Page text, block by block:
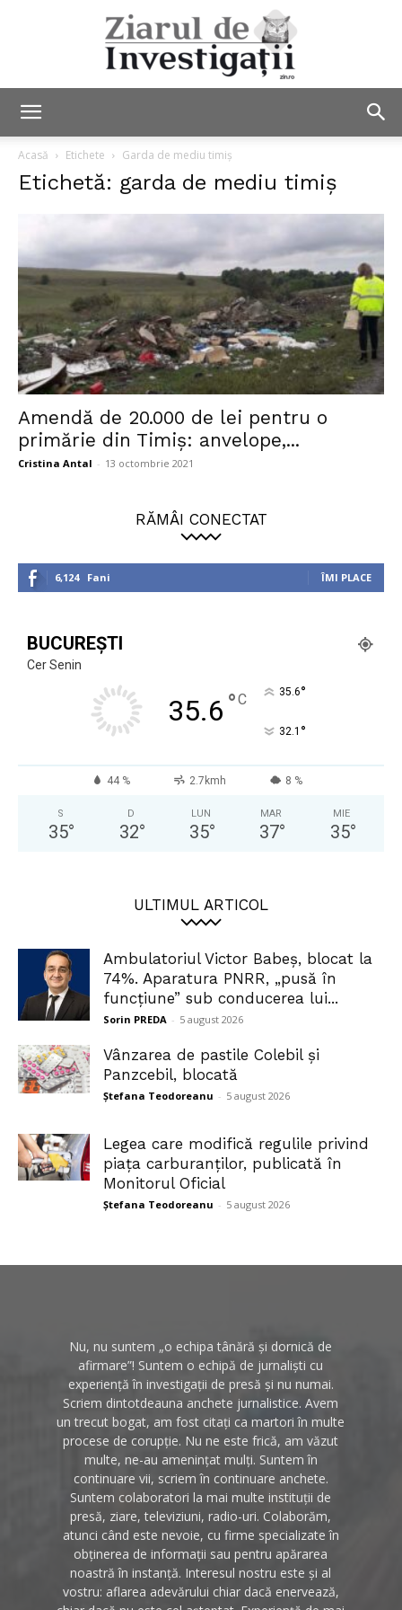
Investigații
Acasă Etichete Garda de mediu timiș
Etichetă: garda de mediu timiș
Amendă de 20.000 de lei pentru o
primărie din Timiș: anvelope,...
Cristina Antal - 13 octombrie 2021
RĂMÂI CONECTAT
6,124 Fani ÎMI PLACE
BUCUREȘTI
Cer Senin
35.6 °C 35.6°
32.1 °
44 % 2.7kmh 8 %
S
35°
D
32°
LUN
35°
MAR
37°
MIE
35°
ULTIMUL ARTICOL
Ambulatoriul Victor Babeș, blocat la
74%. Aparatura PNRR, „pusă în
funcțiune” sub conducerea lui...
Sorin PREDA - 5 august 2026
Vânzarea de pastile Colebil și
Panzcebil, blocată
Ștefana Teodoreanu - 5 august 2026
Legea care modifică regulile privind
piața carburanților, publicată în
Monitorul Oficial
Ștefana Teodoreanu - 5 august 2026
Nu, nu suntem „o echipa tânără și dornică de
afirmare”! Suntem o echipă de jurnaliști cu
experiență în investigații de presă și nu numai.
Scriem dintotdeauna anchete jurnalistice. Avem
un trecut bogat, am fost citați ca martori în multe
procese de corupție. Nu ne este frică, am văzut
multe, ne-au amenințat mulți. Suntem în
continuare vii, scriem în continuare anchete.
Suntem colaboratori la mai multe instituții de
presă, ziare, televiziuni, radio-uri. Colaborăm,
atunci când este nevoie, cu firme specializate în
obținerea de informații sau pentru apărarea
noastră în instanță. Interesul nostru este și al
vostru: aflarea adevărului chiar dacă enervează,